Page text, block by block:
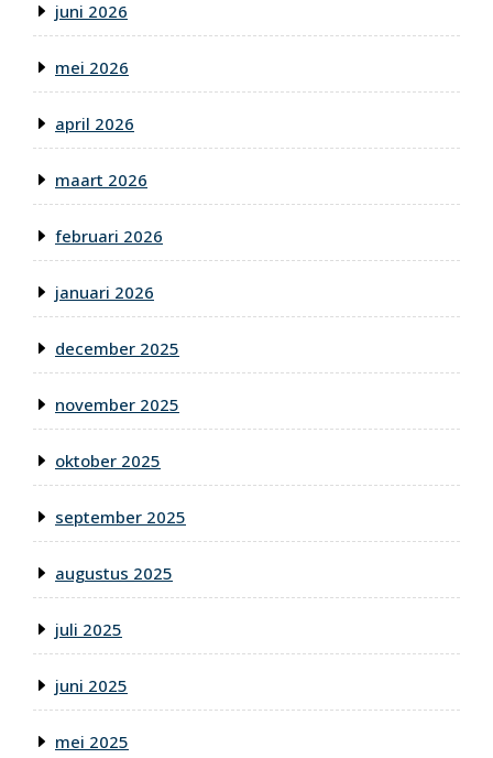
juni 2026
mei 2026
april 2026
maart 2026
februari 2026
januari 2026
december 2025
november 2025
oktober 2025
september 2025
augustus 2025
juli 2025
juni 2025
mei 2025